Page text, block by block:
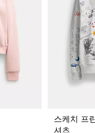
스케치 프
셔츠